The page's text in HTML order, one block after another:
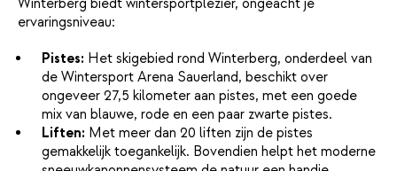
ervaringsniveau:
Pistes: Het skigebied rond Winterberg, onderdeel van
de Wintersport Arena Sauerland, beschikt over
ongeveer 27,5 kilometer aan pistes, met een goede
mix van blauwe, rode en een paar zwarte pistes.
Liften: Met meer dan 20 liften zijn de pistes
gemakkelijk toegankelijk. Bovendien helpt het moderne